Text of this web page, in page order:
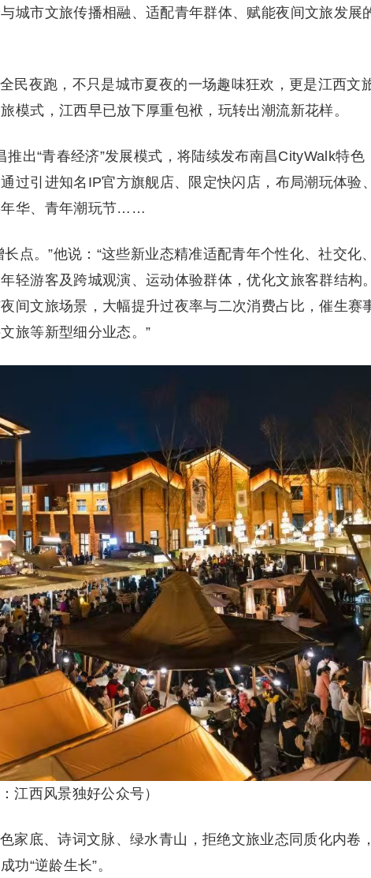
城市文旅传播相融、适配青年群体、赋能夜间文旅发展
民夜跑，不只是城市夏夜的一场趣味狂欢，更是江西文
模式，江西早已放下厚重包袱，玩转出潮流新花样。
出“青春经济”发展模式，将陆续发布南昌CityWalk特色
过引进知名IP官方旗舰店、限定快闪店，布局潮玩体验
年华、青年潮玩节……
点。”他说：“这些新业态精准适配青年个性化、社交化
轻游客及跨城观演、运动体验群体，优化文旅客群结构
间文旅场景，大幅提升过夜率与二次消费占比，催生赛
旅等新型细分业态。”
江西风景独好公众号）
家底、诗词文脉、绿水青山，拒绝文旅业态同质化内卷
功“逆龄生长”。